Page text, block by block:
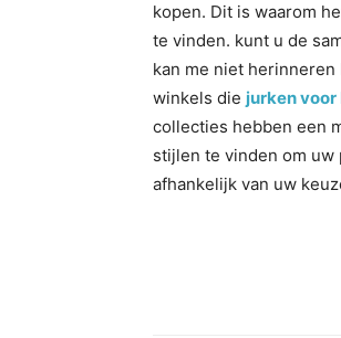
kopen. Dit is waarom
te vinden. kunt u de
kan me niet
winkels die jurken
collecties hebben een
stijlen te vinden om
afhankelijk van uw